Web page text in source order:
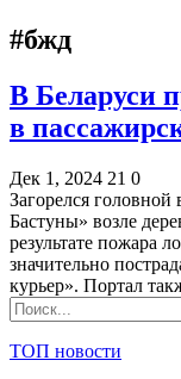
#бжд
В Беларуси
в
Дек 1, 2024 21 0
Загорелся головной
Бастуны» возле
результате пожара
значительно
курьер». Портал
ТОП новости